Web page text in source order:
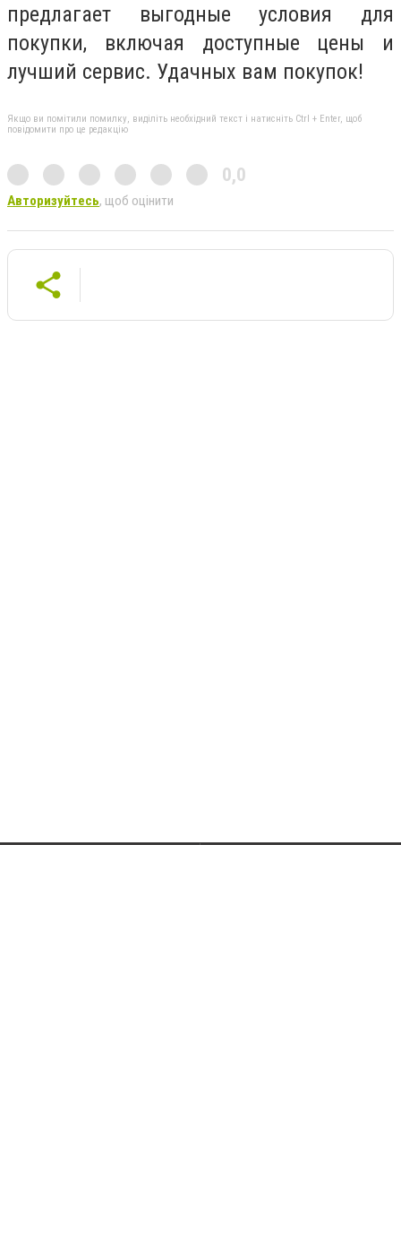
предлагает выгодные условия для
покупки, включая доступные цены и
лучший сервис. Удачных вам покупок!
Якщо ви помітили помилку, виділіть необхідний текст і натисніть Ctrl + Enter, щоб
повідомити про це редакцію
0,0
Авторизуйтесь, щоб оцінити